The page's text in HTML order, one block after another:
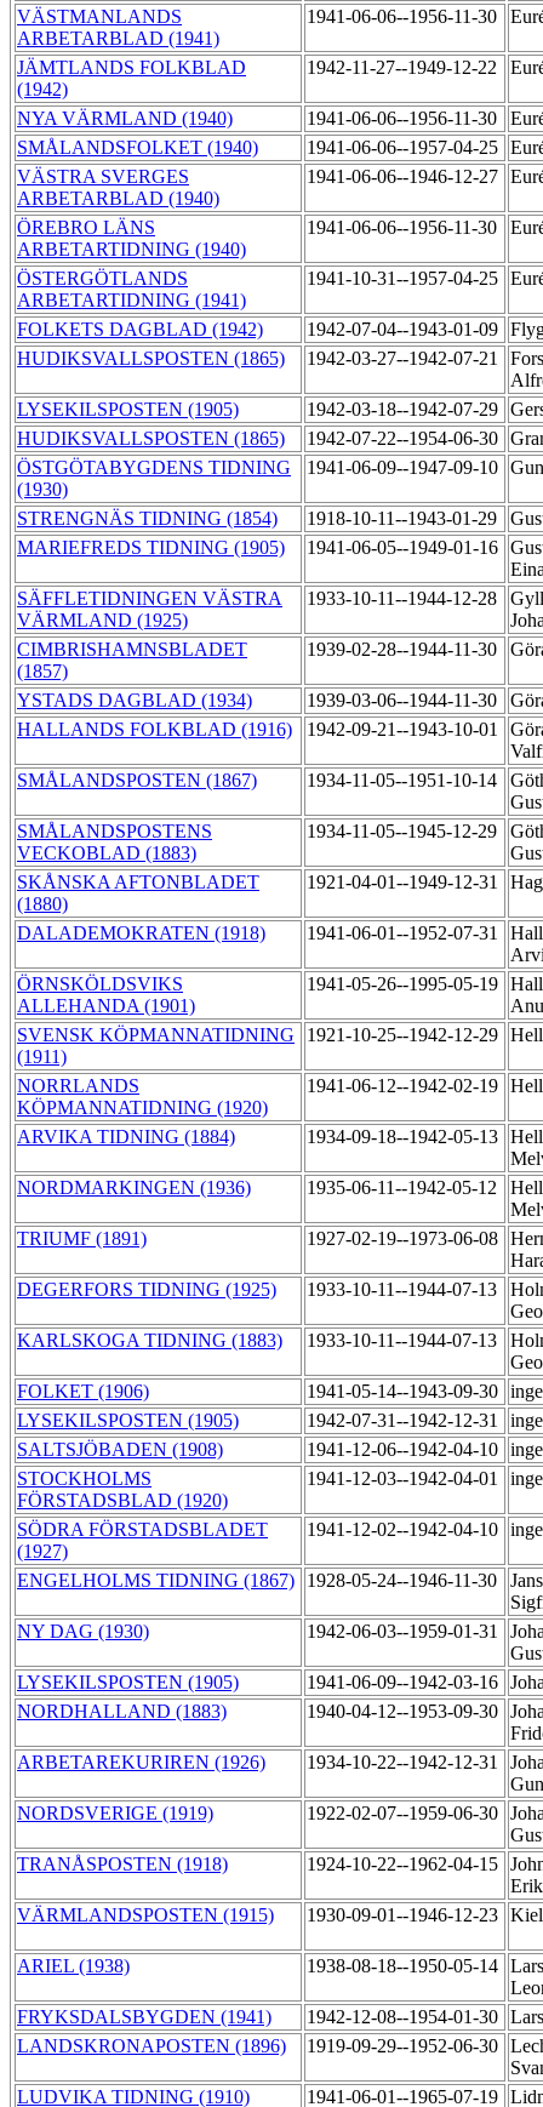
VÄSTMANLANDS
ARBETARBLAD (1941)
1941-06-06--1956-11-30
JÄMTLANDS FOLKBLAD
(1942)
1942-11-27--1949-12-22
NYA VÄRMLAND (1940) 1941-06-06--1956-11-30
SMÅLANDSFOLKET (1940)
1941-06-06--1957-04-25
VÄSTRA SVERGES
ARBETARBLAD (1940)
1941-06-06--1946-12-27
ÖREBRO LÄNS
ARBETARTIDNING (1940)
1941-06-06--1956-11-30
ÖSTERGÖTLANDS
ARBETARTIDNING (1941)
1941-10-31--1957-04-25
FOLKETS DAGBLAD (1942) 1942-07-04--1943-01-09
HUDIKSVALLSPOSTEN (1865)
1942-03-27--1942-07-21
LYSEKILSPOSTEN (1905)
1942-03-18--1942-07-29
HUDIKSVALLSPOSTEN (1865)
1942-07-22--1954-06-30
ÖSTGÖTABYGDENS TIDNING
(1930)
1941-06-09--1947-09-10
STRENGNÄS TIDNING (1854) 1918-10-11--1943-01-29
MARIEFREDS TIDNING (1905)
1941-06-05--1949-01-16
SÄFFLETIDNINGEN VÄSTRA
VÄRMLAND (1925)
1933-10-11--1944-12-28
CIMBRISHAMNSBLADET
(1857)
1939-02-28--1944-11-30
YSTADS DAGBLAD (1934) 1939-03-06--1944-11-30
HALLANDS FOLKBLAD (1916)
1942-09-21--1943-10-01
SMÅLANDSPOSTEN (1867)
1934-11-05--1951-10-14
SMÅLANDSPOSTENS
VECKOBLAD (1883)
1934-11-05--1945-12-29
SKÅNSKA AFTONBLADET
(1880)
1921-04-01--1949-12-31
DALADEMOKRATEN (1918) 1941-06-01--1952-07-31
ÖRNSKÖLDSVIKS
ALLEHANDA (1901)
1941-05-26--1995-05-19
SVENSK KÖPMANNATIDNING
(1911)
1921-10-25--1942-12-29
NORRLANDS
KÖPMANNATIDNING (1920)
1941-06-12--1942-02-19
ARVIKA TIDNING (1884) 1934-09-18--1942-05-13
NORDMARKINGEN (1936)
1935-06-11--1942-05-12
TRIUMF (1891)
1927-02-19--1973-06-08
DEGERFORS TIDNING (1925)
1933-10-11--1944-07-13
KARLSKOGA TIDNING (1883)
1933-10-11--1944-07-13
FOLKET (1906)
1941-05-14--1943-09-30
LYSEKILSPOSTEN (1905)
1942-07-31--1942-12-31
SALTSJÖBADEN (1908)
1941-12-06--1942-04-10
STOCKHOLMS
FÖRSTADSBLAD (1920)
1941-12-03--1942-04-01
SÖDRA FÖRSTADSBLADET
(1927)
1941-12-02--1942-04-10
ENGELHOLMS TIDNING (1867) 1928-05-24--1946-11-30
NY DAG (1930)
1942-06-03--1959-01-31
LYSEKILSPOSTEN (1905)
1941-06-09--1942-03-16
NORDHALLAND (1883)
1940-04-12--1953-09-30
ARBETAREKURIREN (1926)
1934-10-22--1942-12-31
NORDSVERIGE (1919)
1922-02-07--1959-06-30
TRANÅSPOSTEN (1918)
1924-10-22--1962-04-15
VÄRMLANDSPOSTEN (1915)
1930-09-01--1946-12-23
ARIEL (1938) 1938-08-18--1950-05-14
FRYKSDALSBYGDEN (1941)
1942-12-08--1954-01-30
LANDSKRONAPOSTEN (1896)
1919-09-29--1952-06-30
LUDVIKA TIDNING (1910)
1941-06-01--1965-07-19